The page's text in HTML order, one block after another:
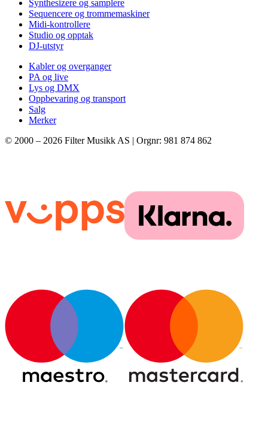
Synthesizere og samplere
Sequencere og trommemaskiner
Midi-kontrollere
Studio og opptak
DJ-utstyr
Kabler og overganger
PA og live
Lys og DMX
Oppbevaring og transport
Salg
Merker
© 2000 – 2026 Filter Musikk AS | Orgnr: 981 874 862